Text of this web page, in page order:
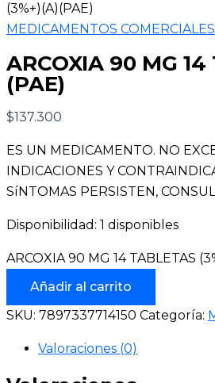
(3%+)(A)(PAE)
MEDICAMENTOS COMERCIALES
ARCOXIA 90 MG
(PAE)
$137.300
ES UN MEDICAMENTO. NO
INDICACIONES Y
SíNTOMAS PERSISTEN,
Disponibilidad: 1 disponibles
ARCOXIA 90 MG 14 TABLETAS
Añadir al carrito
SKU: 7897337714150 Categoría:
Valoraciones (0)